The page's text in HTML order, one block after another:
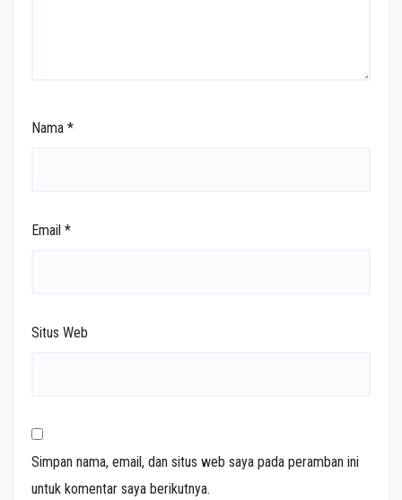
Nama *
Email *
Situs Web
Simpan nama, email, dan situs web saya pada peramban ini
untuk komentar saya berikutnya.